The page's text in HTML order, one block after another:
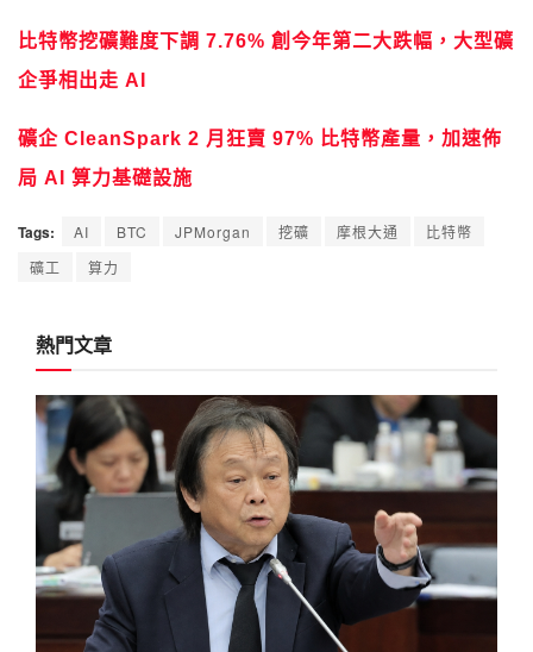
比特幣挖礦難度下調 7.76% 創今年第二大跌幅，大型礦
企爭相出走 AI
礦企 CleanSpark 2 月狂賣 97% 比特幣產量，加速佈
局 AI 算力基礎設施
Tags: AI BTC JPMorgan 挖礦 摩根大通
比特幣
礦工
算力
熱門文章